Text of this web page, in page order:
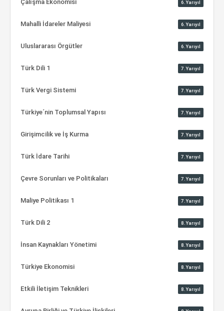
Çalışma Ekonomisi 6.Yarıyıl
Mahalli İdareler Maliyesi 6.Yarıyıl
Uluslararası Örgütler 6.Yarıyıl
Türk Dili 1 7.Yarıyıl
Türk Vergi Sistemi 7.Yarıyıl
Türkiye´nin Toplumsal Yapısı 7.Yarıyıl
Girişimcilik ve İş Kurma 7.Yarıyıl
Türk İdare Tarihi 7.Yarıyıl
Çevre Sorunları ve Politikaları 7.Yarıyıl
Maliye Politikası 1 7.Yarıyıl
Türk Dili 2 8.Yarıyıl
İnsan Kaynakları Yönetimi 8.Yarıyıl
Türkiye Ekonomisi 8.Yarıyıl
Etkili İletişim Teknikleri 8.Yarıyıl